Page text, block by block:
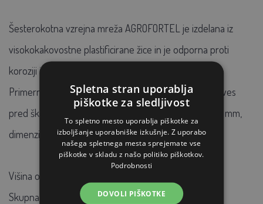
Šesterokotna vzrejna mreža AGROFORTEL je izdelana iz
visokokakovostne plastificirane žice in je odporna proti
koroziji in UV-sevanju. Odlična za zahtevne razmere.
Primerna je za ograjevanje ograd, kletk ali zaščito dreves
pred škodljivci. Širina mreže: 13 mm, debelina žice: 0,9 mm,
dimenzije: 1x5 metrov.
Višina ograje: 1,0
Skupna višina (cm): 100
Spletna stran uporablja
piškotke za sledljivost
To spletno mesto uporablja piškotke za
izboljšanje uporabniške izkušnje. Z uporabo
našega spletnega mesta sprejemate vse
piškotke v skladu z našo politiko piškotkov.
Podrobnosti
DOVOLI PIŠKOTKE